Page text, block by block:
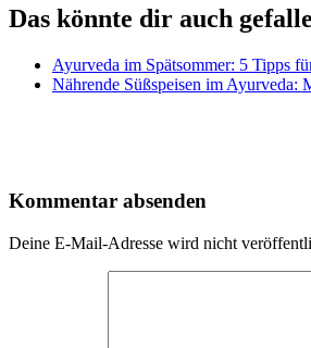
Das könnte dir auch
Ayurveda im Spätsommer: 5 Tipps
Nährende Süßspeisen im Ayurveda:
Kommentar absenden
Deine E-Mail-Adresse wird nicht